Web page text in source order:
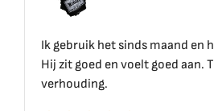
sinds maand en het bevalt me goed.
voelt goed aan. Top prijs kwaliteit